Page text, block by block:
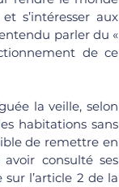
s’intéresser aux
parler du «
de ce
la veille, selon
habitations sans
de remettre en
consulté ses
l’article 2 de la